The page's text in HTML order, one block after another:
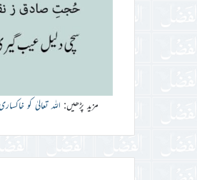
مزید پڑھیں: اللہ تعالیٰ کو